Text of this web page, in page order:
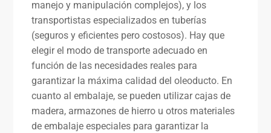
manejo y manipulación complejos), y los
transportistas especializados en tuberías
(seguros y eficientes pero costosos). Hay que
elegir el modo de transporte adecuado en
función de las necesidades reales para
garantizar la máxima calidad del oleoducto. En
cuanto al embalaje, se pueden utilizar cajas de
madera, armazones de hierro u otros materiales
de embalaje especiales para garantizar la